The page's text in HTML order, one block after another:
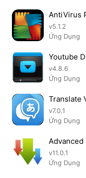
AntiVirus
v5.1.2
Ứng Dụng
Youtube
v4.8.6
Ứng Dụng
Translate
v7.0.1
Ứng Dụng
Advanced
v11.0.1
Ứng Dụng